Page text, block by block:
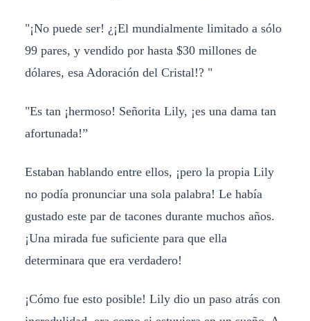
"¡No puede ser! ¿¡El mundialmente limitado a sólo
99 pares, y vendido por hasta $30 millones de
dólares, esa Adoración del Cristal!? "
"Es tan ¡hermoso! Señorita Lily, ¡es una dama tan
afortunada!”
Estaban hablando entre ellos, ¡pero la propia Lily
no podía pronunciar una sola palabra! Le había
gustado este par de tacones durante muchos años.
¡Una mirada fue suficiente para que ella
determinara que era verdadero!
¡Cómo fue esto posible! Lily dio un paso atrás con